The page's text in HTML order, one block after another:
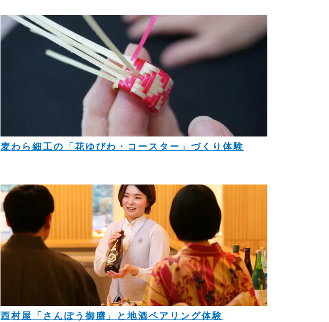
麦わら細工の「花ゆびわ・コースター」づくり体験
西村屋「さんぽう御膳」と地酒ペアリング体験